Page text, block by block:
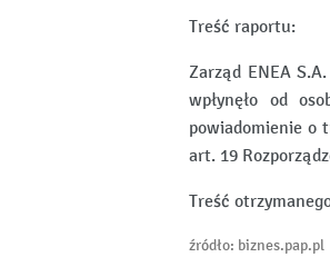
Treść raportu:
Zarząd ENEA
wpłynęło od
powiadomienie o
art. 19
Treść
źródło: biznes.pap.pl